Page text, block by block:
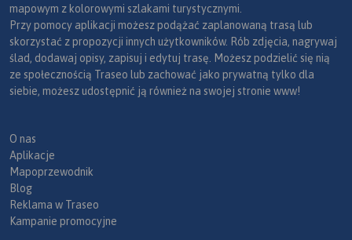
mapowym z kolorowymi szlakami turystycznymi.
Przy pomocy aplikacji możesz podążać zaplanowaną trasą lub
skorzystać z propozycji innych użytkowników. Rób zdjęcia, nagrywaj
ślad, dodawaj opisy, zapisuj i edytuj trasę. Możesz podzielić się nią
ze społecznością Traseo lub zachować jako prywatną tylko dla
siebie, możesz udostępnić ją również na swojej stronie www!
O nas
Aplikacje
Mapoprzewodnik
Blog
Reklama w Traseo
Kampanie promocyjne